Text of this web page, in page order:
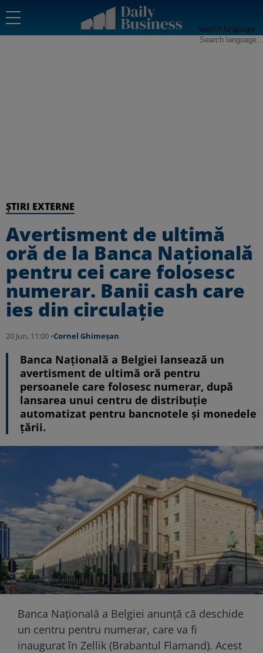
Search language
ȘTIRI EXTERNE
Avertisment de ultimă
oră de la Banca Națională
pentru cei care folosesc
numerar. Banii cash care
ies din circulație
20 Jun, 11:00 •Cornel Ghimeșan
Banca Națională a Belgiei lansează un
avertisment de ultimă oră pentru
persoanele care folosesc numerar, după
lansarea unui centru de distribuție
automatizat pentru bancnotele și monedele
țării.
Banca Națională a Belgiei anunță că deschide
un centru pentru numerar, care va fi
inaugurat în Zellik (Brabantul Flamand). Acest